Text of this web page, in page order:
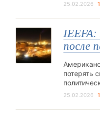
25.02.2026
IEEFA:
после
потерять
25.02.2026